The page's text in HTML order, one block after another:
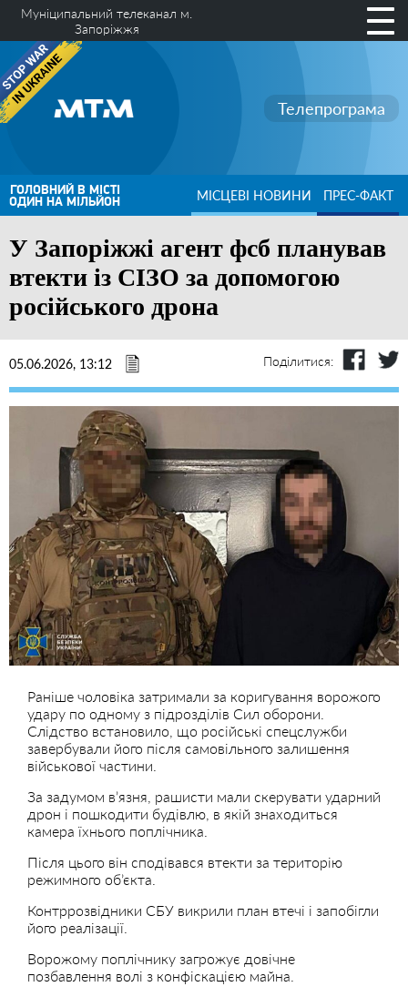
Муніципальний телеканал м.
Запоріжжя
Телепрограма
ГОЛОВНИЙ В МІСТІ
ОДИН НА МІЛЬЙОН МІСЦЕВІ НОВИНИ ПРЕС-ФАКТ
У Запоріжжі агент фсб планував
втекти із СІЗО за допомогою
російського дрона
05.06.2026, 13:12 Поділитися:
Раніше чоловіка затримали за коригування ворожого
удару по одному з підрозділів Сил оборони.
Слідство встановило, що російські спецслужби
завербували його після самовільного залишення
військової частини.
За задумом вʼязня, рашисти мали скерувати ударний
дрон і пошкодити будівлю, в якій знаходиться
камера їхнього поплічника.
Після цього він сподівався втекти за територію
режимного об’єкта.
Контррозвідники СБУ викрили план втечі і запобігли
його реалізації.
Ворожому поплічнику загрожує довічне
позбавлення волі з конфіскацією майна.